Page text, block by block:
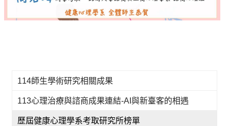
114師生學術研究相關成果
113心理治療與諮商成果連結-AI與新臺客的相遇
歷屆健康心理學系考取研究所榜單